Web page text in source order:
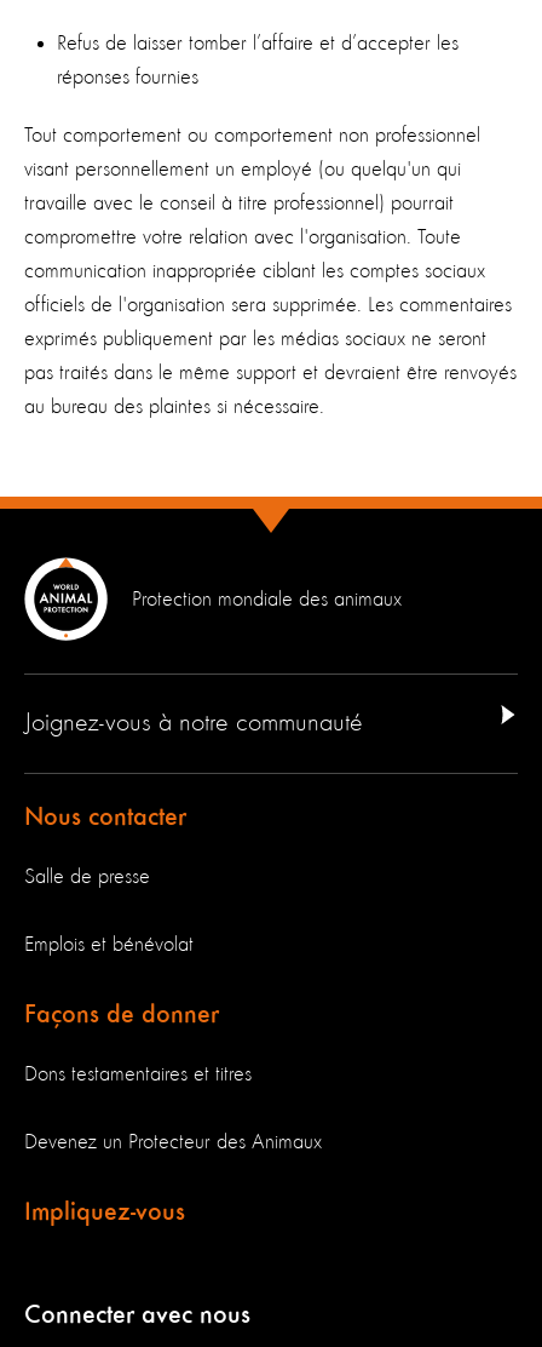
Refus de laisser tomber l’affaire et d’accepter les
réponses fournies
Tout comportement ou comportement non professionnel
visant personnellement un employé (ou quelqu'un qui
travaille avec le conseil à titre professionnel) pourrait
compromettre votre relation avec l'organisation. Toute
communication inappropriée ciblant les comptes sociaux
officiels de l'organisation sera supprimée. Les commentaires
exprimés publiquement par les médias sociaux ne seront
pas traités dans le même support et devraient être renvoyés
au bureau des plaintes si nécessaire.
Protection mondiale des animaux
Joignez-vous à notre communauté
Nous contacter
Salle de presse
Emplois et bénévolat
Façons de donner
Dons testamentaires et titres
Devenez un Protecteur des Animaux
Impliquez-vous
Connecter avec nous